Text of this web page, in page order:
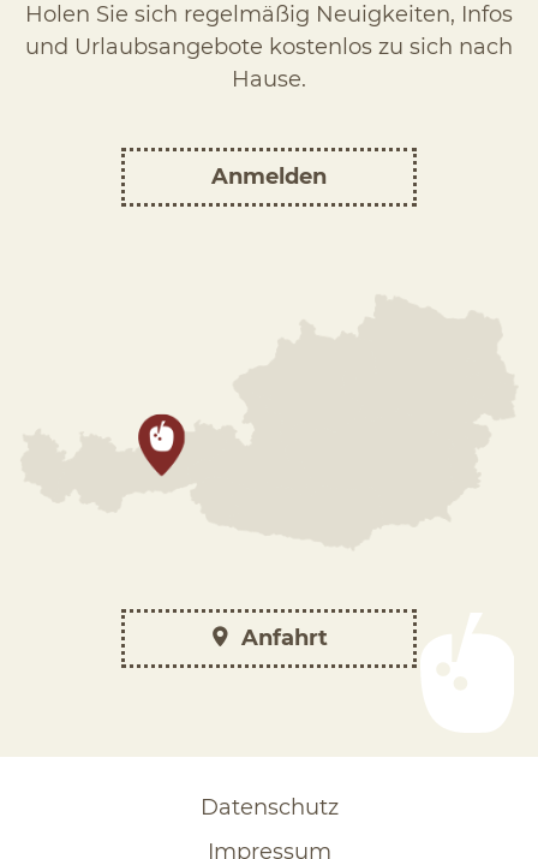
Holen Sie sich regelmäßig Neuigkeiten, Infos
und Urlaubsangebote kostenlos zu sich nach
Hause.
Anmelden
Anfahrt
Datenschutz
Impressum